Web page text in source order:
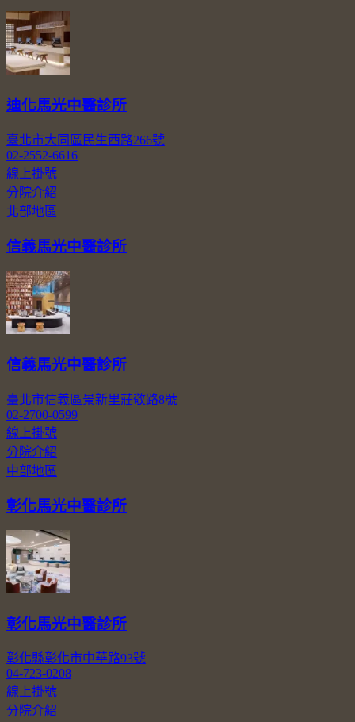
迪化馬光中醫診所
臺北市大同區民生西路266號
02-2552-6616
線上掛號
分院介紹
北部地區
信義馬光中醫診所
信義馬光中醫診所
臺北市信義區景新里莊敬路8號
02-2700-0599
線上掛號
分院介紹
中部地區
彰化馬光中醫診所
彰化馬光中醫診所
彰化縣彰化市中華路93號
04-723-0208
線上掛號
分院介紹